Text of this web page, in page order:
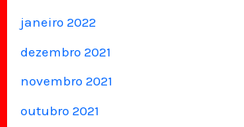
janeiro 2022
dezembro 2021
novembro 2021
outubro 2021